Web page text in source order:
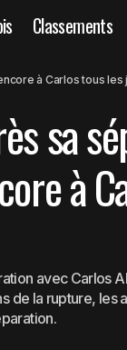
Classements
après sa
à Carlos tous les
sa
à
avec Carlos
de la rupture,